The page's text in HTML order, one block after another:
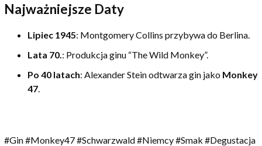
Najważniejsze Daty
Lipiec 1945: Montgomery Collins przybywa do Berlina.
Lata 70. : Produkcja ginu “The Wild Monkey”.
Po 40 latach: Alexander Stein odtwarza gin jako Monkey
47.
#Gin #Monkey47 #Schwarzwald #Niemcy #Smak #Degustacja